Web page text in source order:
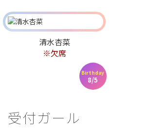
Birthday
8/5
清水杏菜
※欠席
受付ガール